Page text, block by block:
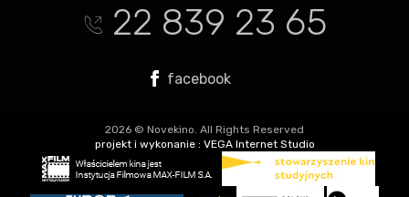
t 22 839 23 65
facebook
2026 © Novekino. All Rights Reserved
projekt i wykonanie : VEGA Internet Studio